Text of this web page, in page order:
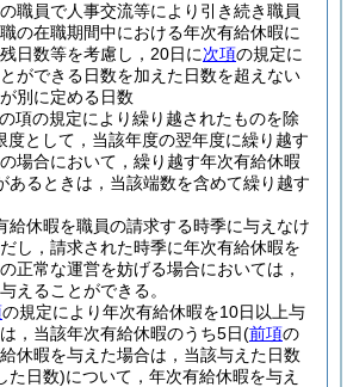
職員で人事交流等により引き続き職員
の在職期間中における年次有給休暇に
日数等を考慮し，20日に次項の規定に
ができる日数を加えた日数を超えない
別に定める日数
項の規定により繰り越されたものを除
度として，当該年度の翌年度に繰り越す
場合において，繰り越す年次有給休暇
あるときは，当該端数を含めて繰り越す
給休暇を職員の請求する時季に与えなけ
し，請求された時季に年次有給休暇を
正常な運営を妨げる場合においては，
えることができる。
の規定により年次有給休暇を10日以上与
，当該年次有給休暇のうち5日(前項の
休暇を与えた場合は，当該与えた日数
た日数)について，年次有給休暇を与え